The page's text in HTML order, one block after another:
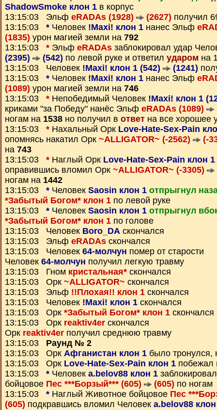
ShadowSmoke клон 1 в корпус
13:15:03 Эльф eRADAs (1928) (2627) получил
13:15:03 * Человек !Maxi! клон 1 нанес Эльф
(1835) урон магией земли на 792
13:15:03 * Эльф eRADAs заблокировал удар
(2395)
(542) по левой руке и ответил ударом на
13:15:03 Человек !Maxi! клон 1 (542) (1241)
13:15:03 * Человек !Maxi! клон 1 нанес Эльф
(1089) урон магией земли на 746
13:15:03 * Непобедимый Человек !Maxi! клон 1
криками "за Победу" нанёс Эльф eRADAs (1089)
ногам на 1538 но получил в ответ на все хорошее
13:15:03 * Нахальный Орк Love-Hate-Sex-Pain
опомнясь накатил Орк ~ALLIGATOR~ (-2562)
(-
на 743
13:15:03 * Наглый Орк Love-Hate-Sex-Pain клон
оправившись вломил Орк ~ALLIGATOR~ (-3305)
ногам на 1442
13:15:03 * Человек Saosin клон 1 отпрыгнул
*Забытый Богом* клон 1 по левой руке
13:15:03 * Человек Saosin клон 1 отпрыгнул
*Забытый Богом* клон 1 по голове
13:15:03 Человек Boro_DA скончался
13:15:03 Эльф eRADAs скончался
13:15:03 Человек 64-молчун помер от старости
Человек 64-молчун получил легкую травму
13:15:03 Гном кристальная* скончался
13:15:03 Орк ~ALLIGATOR~ скончался
13:15:03 Эльф !!Плохая!! клон 1 скончался
13:15:03 Человек !Maxi! клон 1 скончался
13:15:03 Орк *Забытый Богом* клон 1 скончался
13:15:03 Орк reaktiv4er скончался
Орк reaktiv4er получил среднюю травму
13:15:03 Раунд № 2
13:15:03 Орк Афганистан клон 1 было тронулся,
13:15:03 Орк Love-Hate-Sex-Pain клон 1 побежал
13:15:03 * Человек a.belov88 клон 1
бойцовое Пес ***Борзый*** (605) (605) по ногам
13:15:03 * Наглый Животное бойцовое Пес
(605) подкравшись вломил Человек a.belov88